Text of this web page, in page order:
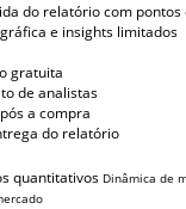
do relatório com pontos
e insights limitados
gratuita
de analistas
a compra
do relatório
quantitativos Dinâmica de